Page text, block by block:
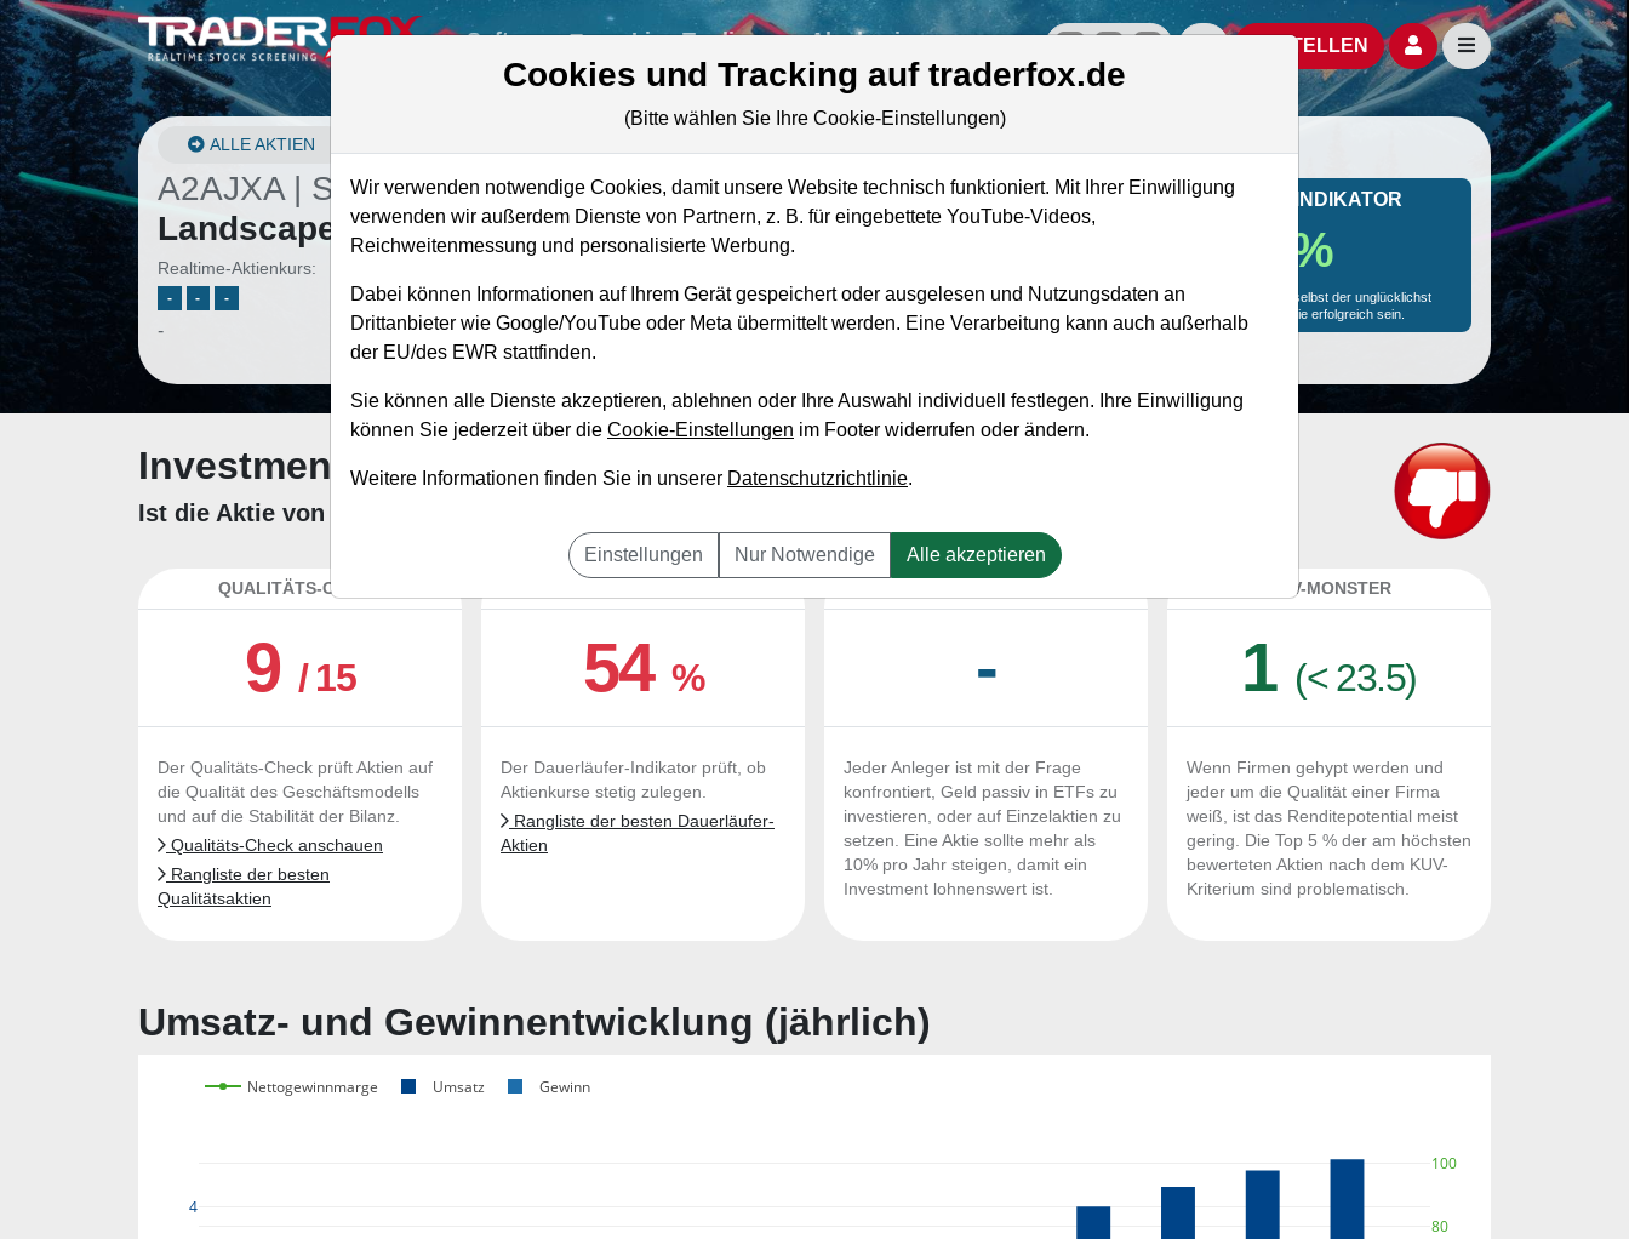
Software Live-Trading Akademie offizielle Social Media-AccountsAktien- und Artikelsuche öffnen
BESTELLEN Seitennavigation
ALLE AKTIEN
A2AJXA | SITE–Siteone
Landscape Supply Aktie
Realtime-Aktienkurs:
- - -
-
Marktkapitalisierung 4,45 Mrd. USD
Unternehmenswert
Umsatz 4,70 Mrd. USD
MONKEY-TRADER INDIKATOR
32.3 %
Mit 32.3 % Wahrscheinlichkeit wird selbst der unglücklichst
agierende Trader mit dieser Aktie erfolgreich sein.
Investment-Check: Kaufempfehlung?
Ist die Aktie von Siteone Landscape Supply zum Kaufen und Liegenlassen geeignet?
QUALITÄTS-CHECK
9 / 15
Der Qualitäts-Check prüft Aktien auf
die Qualität des Geschäftsmodells
und auf die Stabilität der Bilanz.
Qualitäts-Check anschauen
Rangliste der besten
Qualitätsaktien
54 %
Der Dauerläufer-Indikator prüft, ob
Aktienkurse stetig zulegen.
Rangliste der besten Dauerläufer-
Aktien
-
Jeder Anleger ist mit der Frage
konfrontiert, Geld passiv in ETFs zu
investieren, oder auf Einzelaktien zu
setzen. Eine Aktie sollte mehr als
10% pro Jahr steigen, damit ein
Investment lohnenswert ist.
KUV-MONSTER
1 (< 23.5)
Wenn Firmen gehypt werden und
jeder um die Qualität einer Firma
weiß, ist das Renditepotential meist
gering. Die Top 5 % der am höchsten
bewerteten Aktien nach dem KUV-
Kriterium sind problematisch.
Umsatz- und Gewinnentwicklung (jährlich)
4
80
100
Nettogewinnmarge Umsatz Gewinn
Cookies und Tracking auf traderfox.de
(Bitte wählen Sie Ihre Cookie-Einstellungen)
Wir verwenden notwendige Cookies, damit unsere Website technisch funktioniert. Mit Ihrer Einwilligung
verwenden wir außerdem Dienste von Partnern, z. B. für eingebettete YouTube-Videos,
Reichweitenmessung und personalisierte Werbung.
Dabei können Informationen auf Ihrem Gerät gespeichert oder ausgelesen und Nutzungsdaten an
Drittanbieter wie Google/YouTube oder Meta übermittelt werden. Eine Verarbeitung kann auch außerhalb
der EU/des EWR stattfinden.
Sie können alle Dienste akzeptieren, ablehnen oder Ihre Auswahl individuell festlegen. Ihre Einwilligung
können Sie jederzeit über die Cookie-Einstellungen im Footer widerrufen oder ändern.
Weitere Informationen finden Sie in unserer Datenschutzrichtlinie.
Einstellungen Nur Notwendige Alle akzeptieren